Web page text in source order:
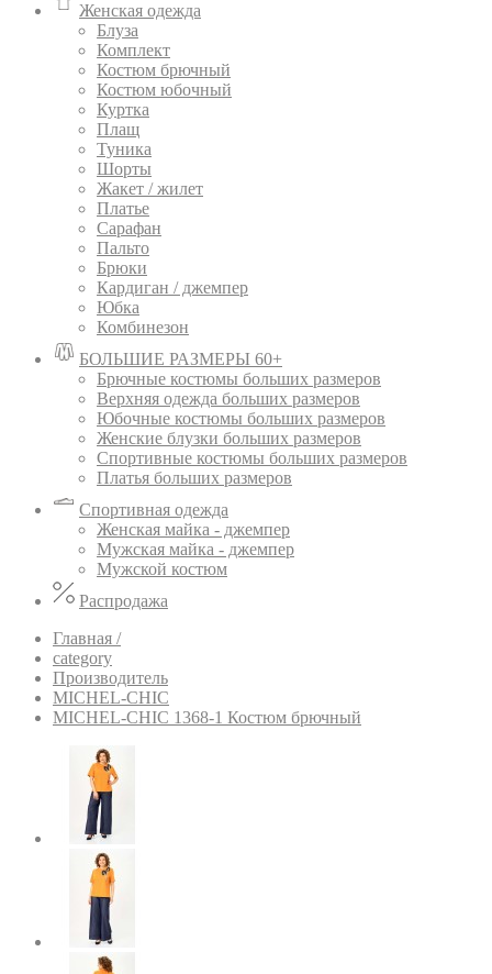
Женская одежда
Блуза
Комплект
Костюм брючный
Костюм юбочный
Куртка
Плащ
Туника
Шорты
Жакет / жилет
Платье
Сарафан
Пальто
Брюки
Кардиган / джемпер
Юбка
Комбинезон
БОЛЬШИЕ РАЗМЕРЫ 60+
Брючные костюмы больших размеров
Верхняя одежда больших размеров
Юбочные костюмы больших размеров
Женские блузки больших размеров
Спортивные костюмы больших размеров
Платья больших размеров
Спортивная одежда
Женская майка - джемпер
Мужская майка - джемпер
Мужской костюм
Распродажа
Главная /
category
Производитель
MICHEL-CHIC
MICHEL-CHIC 1368-1 Костюм брючный